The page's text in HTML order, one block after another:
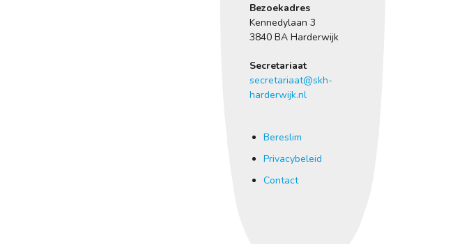
Bezoekadres
Kennedylaan 3
3840 BA Harderwijk
Secretariaat
secretariaat@skh-
harderwijk.nl
Bereslim
Privacybeleid
Contact